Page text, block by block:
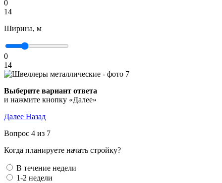
0
14
Ширина, м
0
14
Выберите вариант ответа
и нажмите кнопку «Далее»
Далее Назад
Вопрос 4 из 7
Когда планируете начать стройку?
В течение недели
1-2 недели